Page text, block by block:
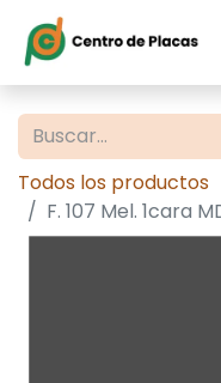
Todos los productos
F. 107 Mel. 1cara